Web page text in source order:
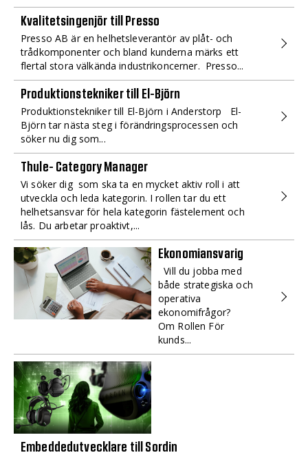
Kvalitetsingenjör till Presso
Presso AB är en helhetsleverantör av plåt- och
trådkomponenter och bland kunderna märks ett
flertal stora välkända industrikoncerner. Presso...
Produktionstekniker till El-Björn
Produktionstekniker till El-Björn i Anderstorp El-
Björn tar nästa steg i förändringsprocessen och
söker nu dig som...
Thule- Category Manager
Vi söker dig som ska ta en mycket aktiv roll i att
utveckla och leda kategorin. I rollen tar du ett
helhetsansvar för hela kategorin fästelement och
lås. Du arbetar proaktivt,...
Ekonomiansvarig
Vill du jobba med
både strategiska och
operativa
ekonomifrågor?
Om Rollen För
kunds...
Embeddedutvecklare till Sordin